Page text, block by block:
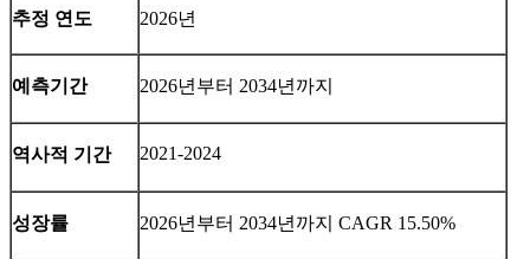
추정 연도 2026년
예측기간 2026년부터 2034년까지
역사적 기간 2021-2024
성장률 2026년부터 2034년까지 CAGR 15.50%